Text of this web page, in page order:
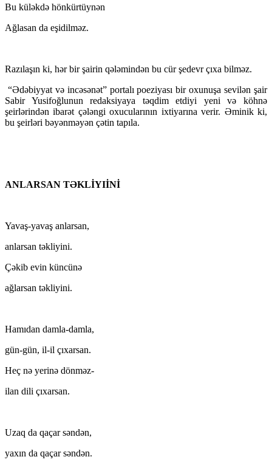
Bu küləkdə hönkürtüynən
Ağlasan da eşidilməz.
Razılaşın ki, hər bir şairin qələmindən bu cür şedevr çıxa bilməz.
“Ədəbiyyat və incəsənət” portalı poeziyası bir oxunuşa sevilən şair
Sabir Yusifoğlunun redaksiyaya təqdim etdiyi yeni və köhnə
şeirlərindən ibarət çələngi oxucularının ixtiyarına verir. Əminik ki,
bu şeirləri bəyənməyən çətin tapıla.
ANLARSAN TƏKLİYIİNİ
Yavaş-yavaş anlarsan,
anlarsan təkliyini.
Çəkib evin küncünə
ağlarsan təkliyini.
Hamıdan damla-damla,
gün-gün, il-il çıxarsan.
Heç nə yerinə dönməz-
ilan dili çıxarsan.
Uzaq da qaçar səndən,
yaxın da qaçar səndən.